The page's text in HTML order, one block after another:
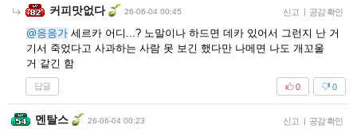
커피맛없다 26-06-04 00:45 신고 | 공감 확인
@응응가 세르카 어디...? 노말이나 하드면 데카 있어서 그런지 난 거
기서 죽었다고 사과하는 사람 못 보긴 했다만 나메면 나도 개꼬울
거 같긴 함
답글 0
0
멘탈스 26-06-04 00:23 신고 | 공감 확인